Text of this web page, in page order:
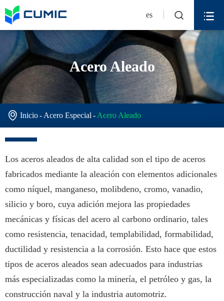
es  
Acero Aleado
 Inicio Acero Especial Acero Aleado
Los aceros aleados de alta calidad son el tipo de aceros
fabricados mediante la aleación con elementos adicionales
como níquel, manganeso, molibdeno, cromo, vanadio,
silicio y boro, cuya adición mejora las propiedades
mecánicas y físicas del acero al carbono ordinario, tales
como resistencia, tenacidad, templabilidad, formabilidad,
ductilidad y resistencia a la corrosión. Esto hace que estos
tipos de aceros aleados sean adecuados para industrias
más especializadas como la minería, el petróleo y gas, la
construcción naval y la industria automotriz.